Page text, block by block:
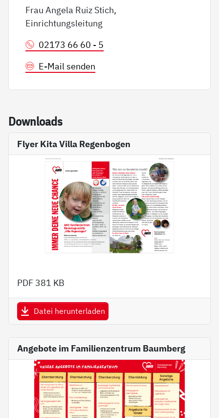
Frau Angela Ruiz Stich,
Einrichtungsleitung
02173 66 60 - 5
E-Mail senden
Down­loads
Flyer Kita Villa Regenbogen
PDF 381 KB
Datei herunterladen
Angebote im Familienzentrum Baumberg